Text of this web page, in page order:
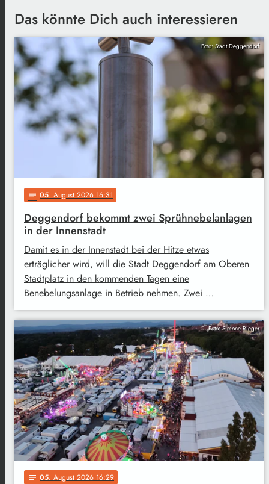
Das könnte Dich auch interessieren
Foto: Stadt Deggendorf
notes 05. August 2026 16:31
Deggendorf bekommt zwei Sprühnebelanlagen
in der Innenstadt
Damit es in der Innenstadt bei der Hitze etwas
erträglicher wird, will die Stadt Deggendorf am Oberen
Stadtplatz in den kommenden Tagen eine
Benebelungsanlage in Betrieb nehmen. Zwei …
Foto: Simone Rieger
notes 05. August 2026 16:29